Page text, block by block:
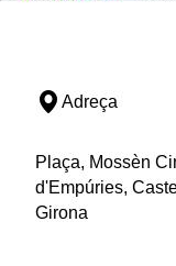
Adreça
Plaça, Mossèn
d'Empúries,
Girona